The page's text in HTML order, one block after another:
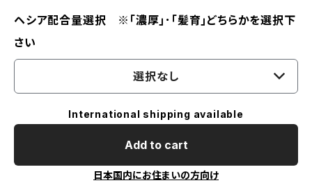
ヘシア配合量選択 ※｢濃厚｣･｢髪育｣どちらかを選択下
さい
選択なし
International shipping available
Add to cart
日本国内にお住まいの方向け